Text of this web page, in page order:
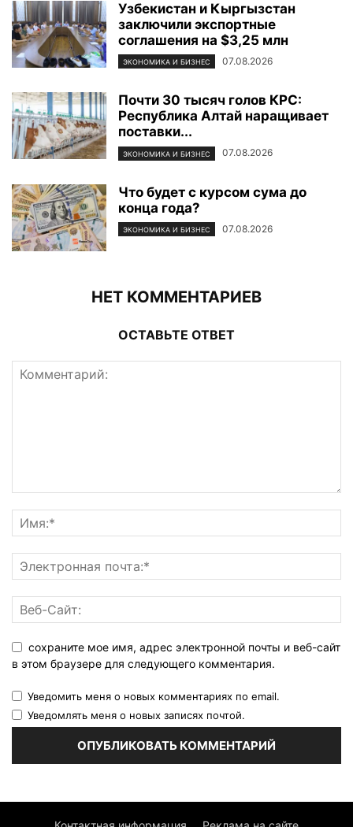
Узбекистан и Кыргызстан
заключили экспортные
соглашения на $3,25 млн
ЭКОНОМИКА И БИЗНЕС 07.08.2026
Почти 30 тысяч голов КРС:
Республика Алтай наращивает
поставки...
ЭКОНОМИКА И БИЗНЕС 07.08.2026
Что будет с курсом сума до
конца года?
ЭКОНОМИКА И БИЗНЕС 07.08.2026
НЕТ КОММЕНТАРИЕВ
ОСТАВЬТЕ ОТВЕТ
сохраните мое имя, адрес электронной почты и веб-сайт
в этом браузере для следующего комментария.
Уведомить меня о новых комментариях по email.
Уведомлять меня о новых записях почтой.